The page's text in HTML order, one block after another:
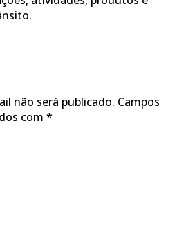
não será publicado. Campos
com *